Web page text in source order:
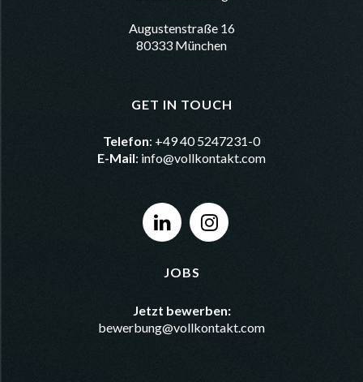
Augustenstraße 16
80333 München
GET IN TOUCH
Telefon: +49 40 5247231-0
E-Mail: info@vollkontakt.com
JOBS
Jetzt bewerben:
bewerbung@vollkontakt.com